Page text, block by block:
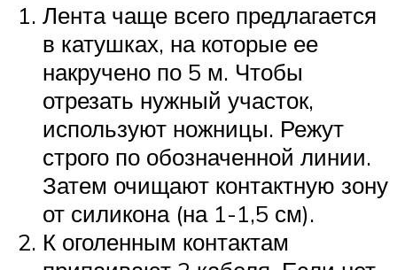
Лента чаще всего предлагается
в катушках, на которые ее
накручено по 5 м. Чтобы
отрезать нужный участок,
используют ножницы. Режут
строго по обозначенной линии.
Затем очищают контактную зону
от силикона (на 1-1,5 см).
К оголенным контактам